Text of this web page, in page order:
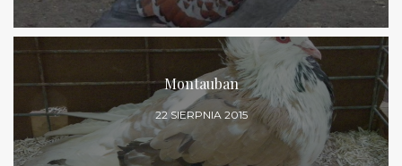
Montauban
22 SIERPNIA 2015